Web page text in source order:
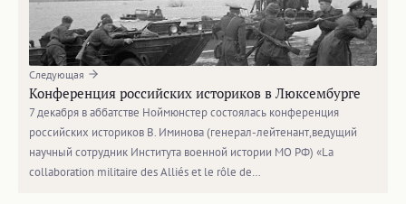
Следующая
Конференция российских историков в Люксембурге
7 декабря в аббатстве Ноймюнстер состоялась конференция
российских историков В. Иминова (генерал-лейтенант,ведущий
научный сотрудник Института военной истории МО РФ) «La
collaboration militaire des Alliés et le rôle de…